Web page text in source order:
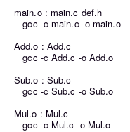
main.o : main.c def.h
gcc -c main.c -o main.o
Add.o : Add.c
gcc -c Add.c -o Add.o
Sub.o : Sub.c
gcc -c Sub.c -o Sub.o
Mul.o : Mul.c
gcc -c Mul.c -o Mul.o